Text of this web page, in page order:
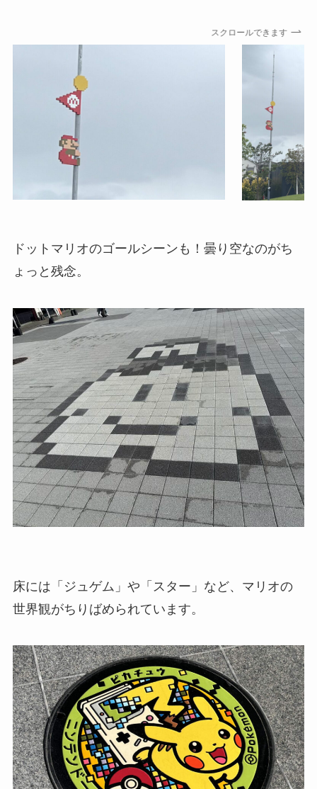
スクロールできます
ドットマリオのゴールシーンも！曇り空なのがち
ょっと残念。
床には「ジュゲム」や「スター」など、マリオの
世界観がちりばめられています。